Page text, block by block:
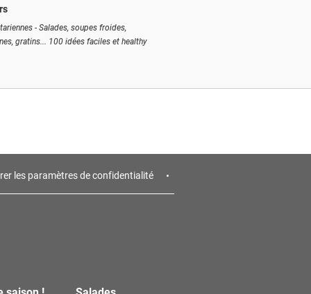
- Salades, soupes froides,
gratins... 100 idées faciles et healthy
les paramètres de confidentialité